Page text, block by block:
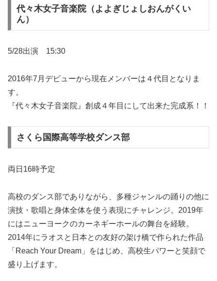
代々木女子音楽院（よよぎじょしおんがくい
ん）
5/28出演 15:30
2016年7月デビューから現在メンバーは４代目となりま
す。
『代々木女子音楽院』創成４年目にして出来た完成系！！
さくら国際高等学校ダンス部
両日16時予定
高校のダンス部でありながら、多種ジャンルの踊りの他に
演技・歌唱と身体全体を使う表現にチャレンジ。2019年
にはニューヨークのカーネギーホールの舞台を経験。
2014年にラオスと日本との友好の架け橋で作られた作品
「Reach Your Dream」をはじめ、高校生パワーと笑顔で
盛り上げます。